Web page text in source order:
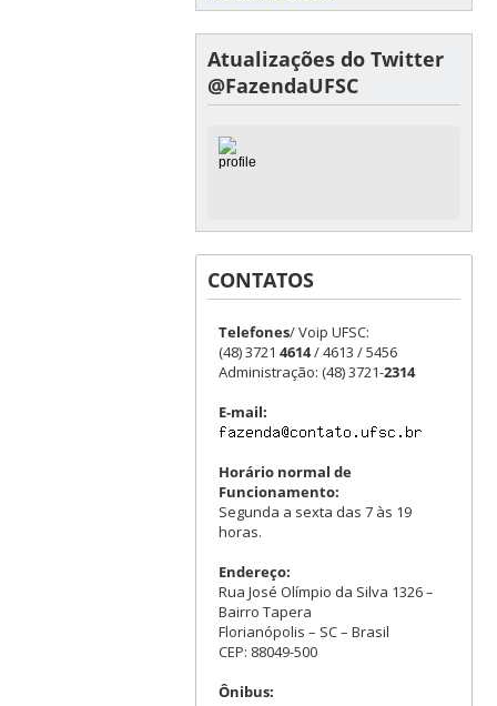
Atualizações do Twitter
@FazendaUFSC
CONTATOS
Telefones/ Voip UFSC:
(48) 3721 4614/ 4613 / 5456
Administração: (48) 3721-2314
E-mail:
Horário normal de
Funcionamento:
Segunda a sexta das 7 às 19
horas.
Endereço:
Rua José Olímpio da Silva 1326 –
Bairro Tapera
Florianópolis – SC – Brasil
CEP: 88049-500
Ônibus: